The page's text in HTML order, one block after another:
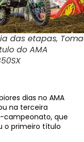
das etapas,
do AMA
dias no AMA
na terceira
campeonato, que
o primeiro título